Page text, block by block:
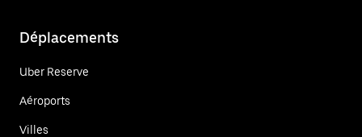
Déplacements
Uber Reserve
Aéroports
Villes